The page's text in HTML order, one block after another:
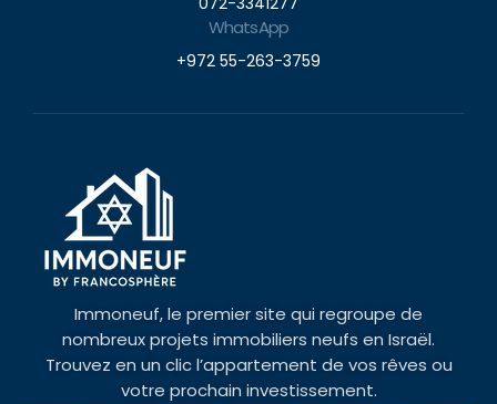
WhatsApp
+972 55-263-3759
Immoneuf, le premier site qui regroupe de
nombreux projets immobiliers neufs en Israël.
Trouvez en un clic l’appartement de vos rêves ou
votre prochain investissement.